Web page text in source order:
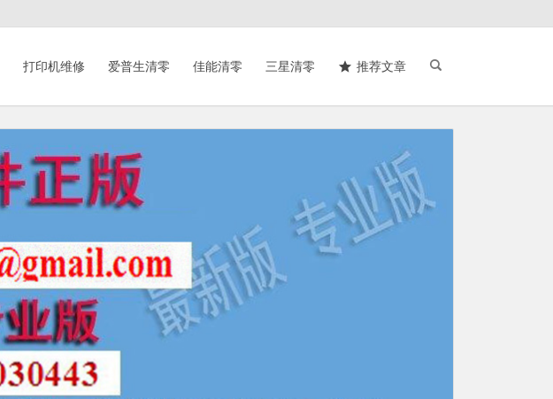
打印机维修 爱普生清零 佳能清零 三星清零 推荐文章